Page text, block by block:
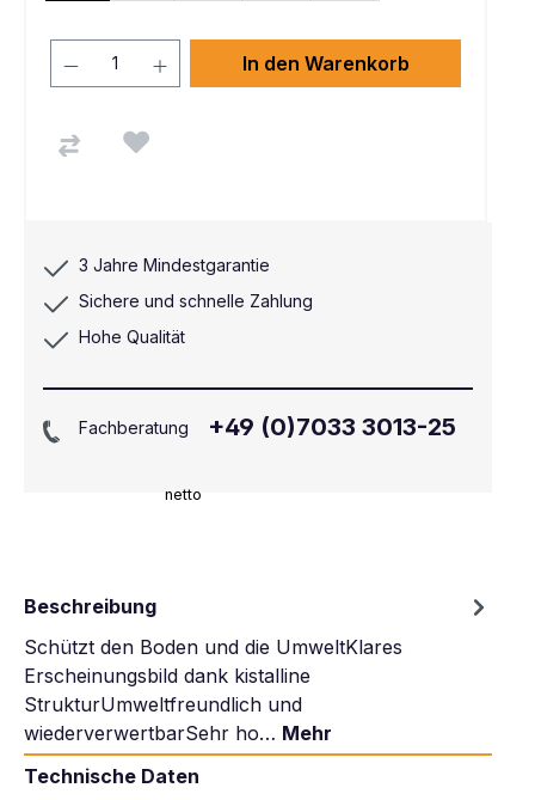
netto
In den Warenkorb
3 Jahre Mindestgarantie
Sichere und schnelle Zahlung
Hohe Qualität
Fachberatung +49 (0)7033 3013-25
Beschreibung
Schützt den Boden und die UmweltKlares
Erscheinungsbild dank kistalline
StrukturUmweltfreundlich und
wiederverwertbarSehr ho… Mehr
Technische Daten